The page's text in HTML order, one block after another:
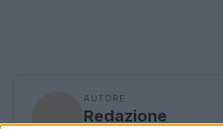
AUTORE
Redazione